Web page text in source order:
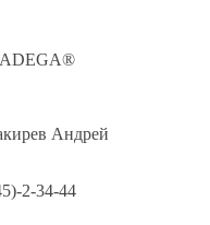
Андрей
2-34-44